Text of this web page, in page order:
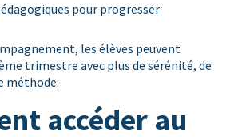
pour progresser
les élèves peuvent
trimestre avec plus de sérénité, de
méthode.
accéder au